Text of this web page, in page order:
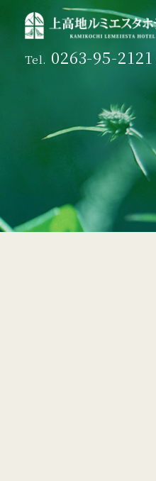
Tel. 0263-95-2121